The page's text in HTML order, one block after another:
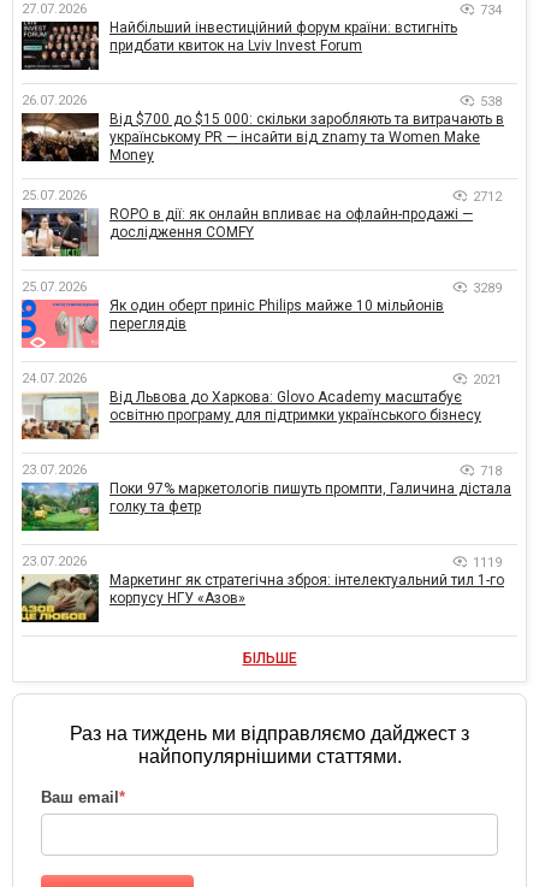
27.07.2026 734
Найбільший інвестиційний форум країни: встигніть
придбати квиток на Lviv Invest Forum
26.07.2026 538
Від $700 до $15 000: скільки заробляють та витрачають в
українському PR — інсайти від znamy та Women Make
Money
25.07.2026 2712
ROPO в дії: як онлайн впливає на офлайн-продажі —
дослідження COMFY
25.07.2026 3289
Як один оберт приніс Philips майже 10 мільйонів
переглядів
24.07.2026 2021
Від Львова до Харкова: Glovo Academy масштабує
освітню програму для підтримки українського бізнесу
23.07.2026 718
Поки 97% маркетологів пишуть промпти, Галичина дістала
голку та фетр
23.07.2026 1119
Маркетинг як стратегічна зброя: інтелектуальний тил 1-го
корпусу НГУ «Азов»
БІЛЬШЕ
Раз на тиждень ми відправляємо дайджест з
найпопулярнішими статтями.
Ваш email *